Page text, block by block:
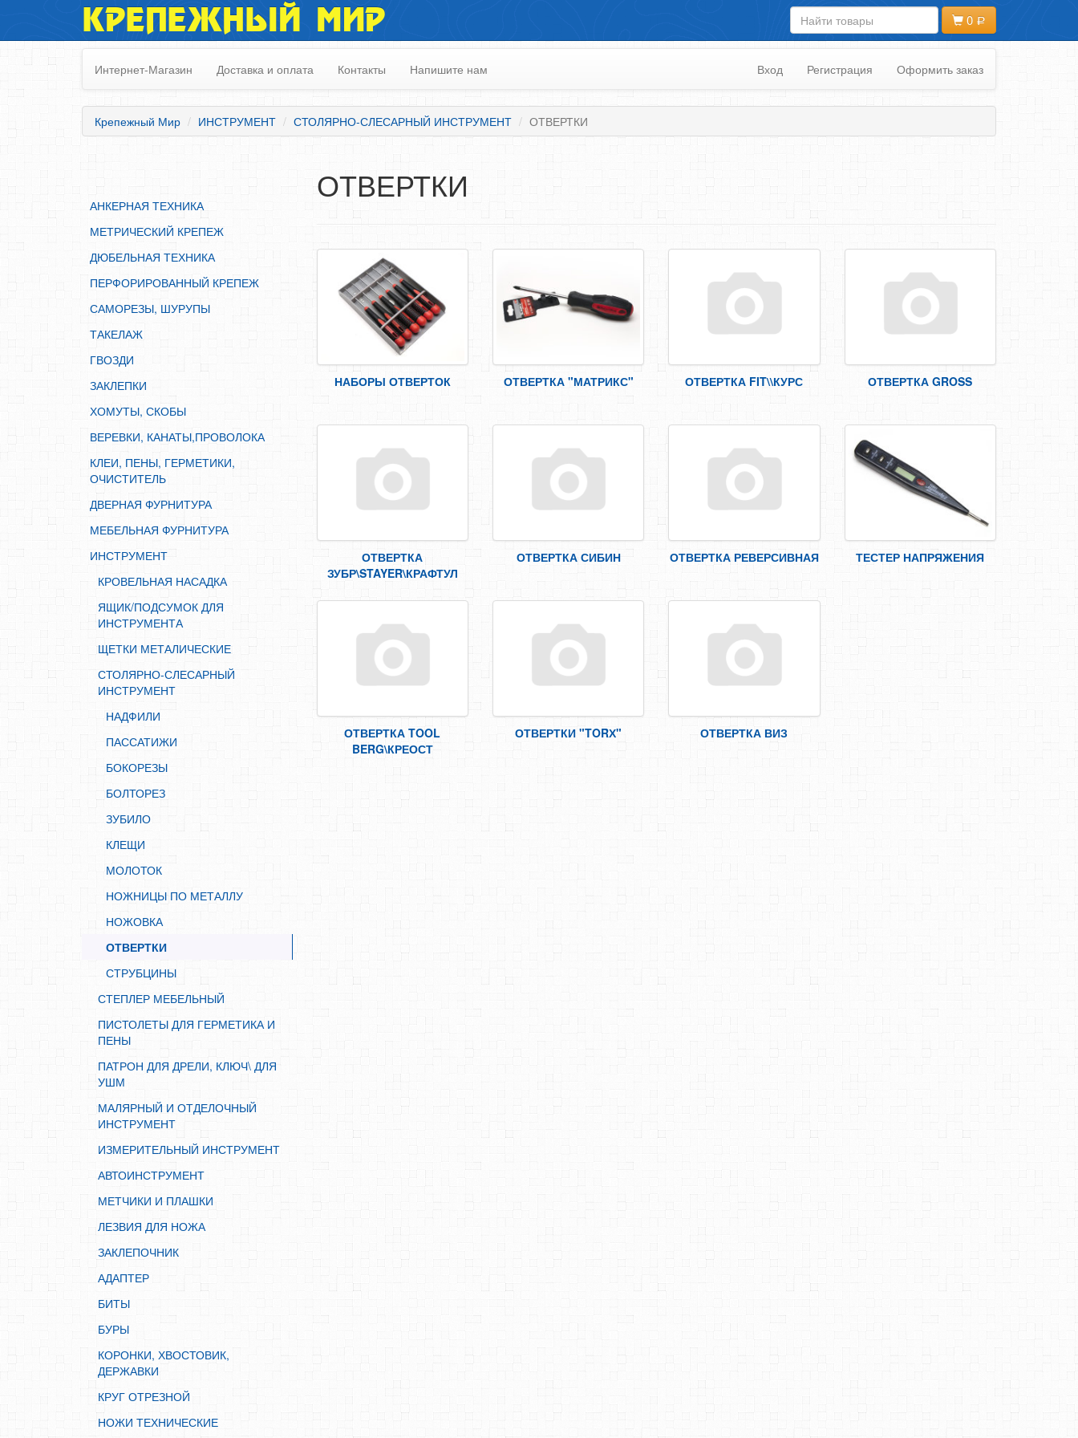
АНКЕРНАЯ ТЕХНИКА
МЕТРИЧЕСКИЙ КРЕПЕЖ
ДЮБЕЛЬНАЯ ТЕХНИКА
ПЕРФОРИРОВАННЫЙ КРЕПЕЖ
САМОРЕЗЫ, ШУРУПЫ
ЗАКЛЕПКИ
ХОМУТЫ, СКОБЫ
ВЕРЕВКИ, КАНАТЫ,ПРОВОЛОКА
КЛЕИ, ПЕНЫ, ГЕРМЕТИКИ, ОЧИСТИТЕЛЬ
ДВЕРНАЯ ФУРНИТУРА
МЕБЕЛЬНАЯ ФУРНИТУРА
ИНСТРУМЕНТ
КРОВЕЛЬНАЯ НАСАДКА
ЯЩИК/ПОДСУМОК ДЛЯ ИНСТРУМЕНТА
ЩЕТКИ МЕТАЛИЧЕСКИЕ
СТОЛЯРНО-СЛЕСАРНЫЙ ИНСТРУМЕНТ
ПАССАТИЖИ
НОЖНИЦЫ ПО МЕТАЛЛУ
СТРУБЦИНЫ
СТЕПЛЕР МЕБЕЛЬНЫЙ
ПИСТОЛЕТЫ ДЛЯ ГЕРМЕТИКА И ПЕНЫ
ПАТРОН ДЛЯ ДРЕЛИ, КЛЮЧ\ ДЛЯ УШМ
МАЛЯРНЫЙ И ОТДЕЛОЧНЫЙ ИНСТРУМЕНТ
ИЗМЕРИТЕЛЬНЫЙ ИНСТРУМЕНТ
АВТОИНСТРУМЕНТ
МЕТЧИКИ И ПЛАШКИ
ЛЕЗВИЯ ДЛЯ НОЖА
ЗАКЛЕПОЧНИК
КОРОНКИ, ХВОСТОВИК, ДЕРЖАВКИ
КРУГ ОТРЕЗНОЙ
НОЖИ ТЕХНИЧЕСКИЕ
ПИЛКИ ДЛЯ ЛОБЗИКА
ПИЛЬНЫЕ ДИСКИ
САНТЕХНИКА
ЭЛЕКТРОТОВАРЫ
ХОЗТОВАРЫ
ЛЕНТЫ, СКОТЧИ, ПЛЕНКИ
СРЕДСТВА ЗАЩИТЫ ТРУДА
ЭЛЕКТРОДЫ, ПРОВОЛКА
ЭЛЕКТРОИНСТРУМЕНТ
КРЕПЕЖНЫЙ МИР 0
Интернет-Магазин Доставка и оплата Контакты Напишите нам Вход Регистрация Оформить заказ
Крепежный Мир ИНСТРУМЕНТ СТОЛЯРНО-СЛЕСАРНЫЙ ИНСТРУМЕНТ ОТВЕРТКИ
АНКЕРНАЯ ТЕХНИКА
МЕТРИЧЕСКИЙ КРЕПЕЖ
ДЮБЕЛЬНАЯ ТЕХНИКА
ПЕРФОРИРОВАННЫЙ КРЕПЕЖ
САМОРЕЗЫ, ШУРУПЫ
ТАКЕЛАЖ
ГВОЗДИ
ЗАКЛЕПКИ
ХОМУТЫ, СКОБЫ
ВЕРЕВКИ, КАНАТЫ,ПРОВОЛОКА
КЛЕИ, ПЕНЫ, ГЕРМЕТИКИ,
ОЧИСТИТЕЛЬ
ДВЕРНАЯ ФУРНИТУРА
МЕБЕЛЬНАЯ ФУРНИТУРА
ИНСТРУМЕНТ
КРОВЕЛЬНАЯ НАСАДКА
ЯЩИК/ПОДСУМОК ДЛЯ
ИНСТРУМЕНТА
ЩЕТКИ МЕТАЛИЧЕСКИЕ
СТОЛЯРНО-СЛЕСАРНЫЙ
ИНСТРУМЕНТ
НАДФИЛИ
ПАССАТИЖИ
БОКОРЕЗЫ
БОЛТОРЕЗ
ЗУБИЛО
КЛЕЩИ
МОЛОТОК
НОЖНИЦЫ ПО МЕТАЛЛУ
НОЖОВКА
ОТВЕРТКИ
СТРУБЦИНЫ
СТЕПЛЕР МЕБЕЛЬНЫЙ
ПИСТОЛЕТЫ ДЛЯ ГЕРМЕТИКА И
ПЕНЫ
ПАТРОН ДЛЯ ДРЕЛИ, КЛЮЧ\ ДЛЯ
УШМ
МАЛЯРНЫЙ И ОТДЕЛОЧНЫЙ
ИНСТРУМЕНТ
ИЗМЕРИТЕЛЬНЫЙ ИНСТРУМЕНТ
АВТОИНСТРУМЕНТ
МЕТЧИКИ И ПЛАШКИ
ЛЕЗВИЯ ДЛЯ НОЖА
ЗАКЛЕПОЧНИК
АДАПТЕР
БИТЫ
БУРЫ
КОРОНКИ, ХВОСТОВИК,
ДЕРЖАВКИ
КРУГ ОТРЕЗНОЙ
НОЖИ ТЕХНИЧЕСКИЕ
ОТВЕРТКИ
НАБОРЫ ОТВЕРТОК ОТВЕРТКА "МАТРИКС" ОТВЕРТКА FIT\\КУРС ОТВЕРТКА GROSS
ОТВЕРТКА
ЗУБР\STAYER\КРАФТУЛ
ОТВЕРТКА СИБИН ОТВЕРТКА РЕВЕРСИВНАЯ ТЕСТЕР НАПРЯЖЕНИЯ
ОТВЕРТКА TOOL
BERG\КРЕОСТ
ОТВЕРТКИ "TORХ" ОТВЕРТКА ВИЗ